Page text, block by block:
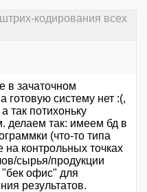
кодирования всех
в зачаточном
готовую систему нет :(,
так потихоньку
делаем так: имеем бд в
(что-то типа
контрольных точках
сырья/продукции
"бек офис" для
результатов.